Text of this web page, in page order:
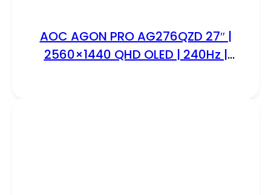
AOC AGON PRO AG276QZD 27″ |
2560×1440 QHD OLED | 240Hz |